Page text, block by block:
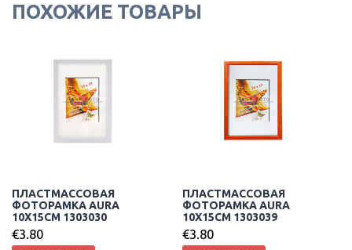
ПОХОЖИЕ ТОВАРЫ
ПЛАСТМАССОВАЯ
ФОТОРАМКА AURA
10X15CM 1303030
€3.80
ПЛАСТМАССОВАЯ
ФОТОРАМКА AURA
10X15CM 1303039
€3.80